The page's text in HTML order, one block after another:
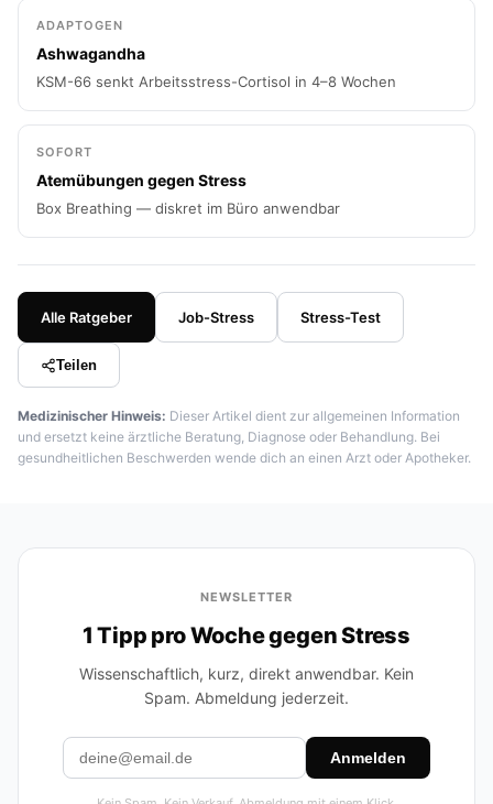
ADAPTOGEN
Ashwagandha
KSM-66 senkt Arbeitsstress-Cortisol in 4–8 Wochen
SOFORT
Atemübungen gegen Stress
Box Breathing — diskret im Büro anwendbar
Alle Ratgeber Job-Stress Stress-Test
Teilen
Medizinischer Hinweis: Dieser Artikel dient zur allgemeinen Information
und ersetzt keine ärztliche Beratung, Diagnose oder Behandlung. Bei
gesundheitlichen Beschwerden wende dich an einen Arzt oder Apotheker.
NEWSLETTER
1 Tipp pro Woche gegen Stress
Wissenschaftlich, kurz, direkt anwendbar. Kein
Spam. Abmeldung jederzeit.
Anmelden